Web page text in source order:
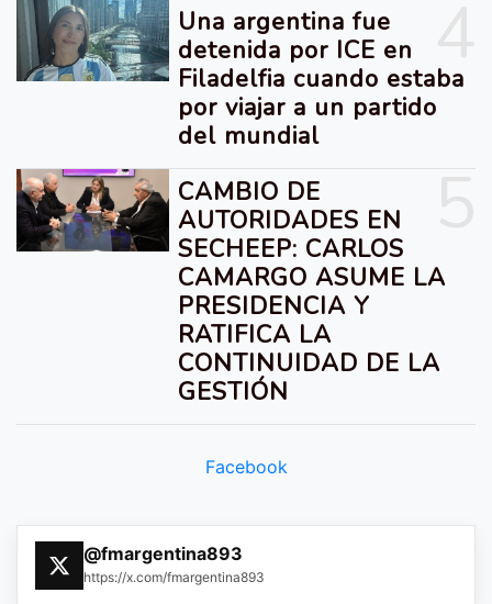
Una argentina fue
detenida por ICE en
Filadelfia cuando estaba
por viajar a un partido
del mundial
CAMBIO DE
AUTORIDADES EN
SECHEEP: CARLOS
CAMARGO ASUME LA
PRESIDENCIA Y
RATIFICA LA
CONTINUIDAD DE LA
GESTIÓN
Facebook
@fmargentina893
https://x.com/fmargentina893